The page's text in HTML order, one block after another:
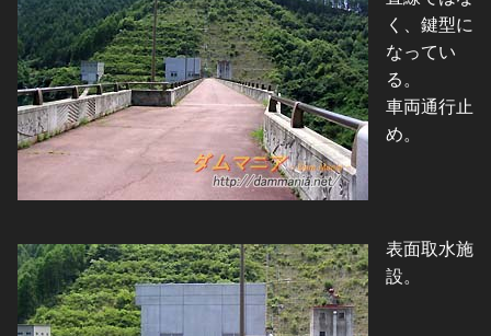
く、鍵型に
なってい
る。
車両通行止
め。
表面取水施
設。